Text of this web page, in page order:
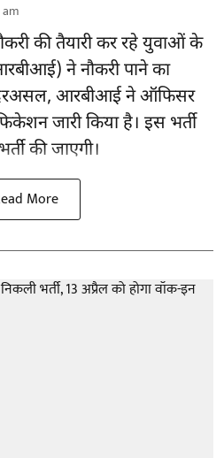
की तैयारी कर रहे युवाओं के
ने नौकरी पाने का
दरअसल, आरबीआई ने ऑफिसर
जारी किया है। इस भर्ती
की जाएगी।
More